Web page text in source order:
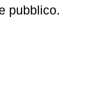
pubblico.